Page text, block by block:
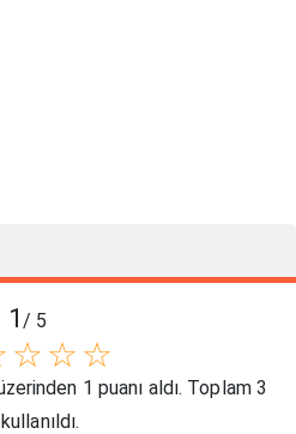
1 / 5
☆
☆
☆
1 puanı aldı. Toplam 3